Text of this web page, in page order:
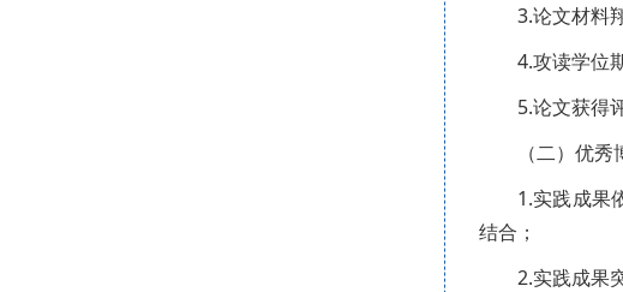
3.论文材料
4.攻读学位
5.论文获得
（二）优
1.实践成果
结合；
2.实践成果